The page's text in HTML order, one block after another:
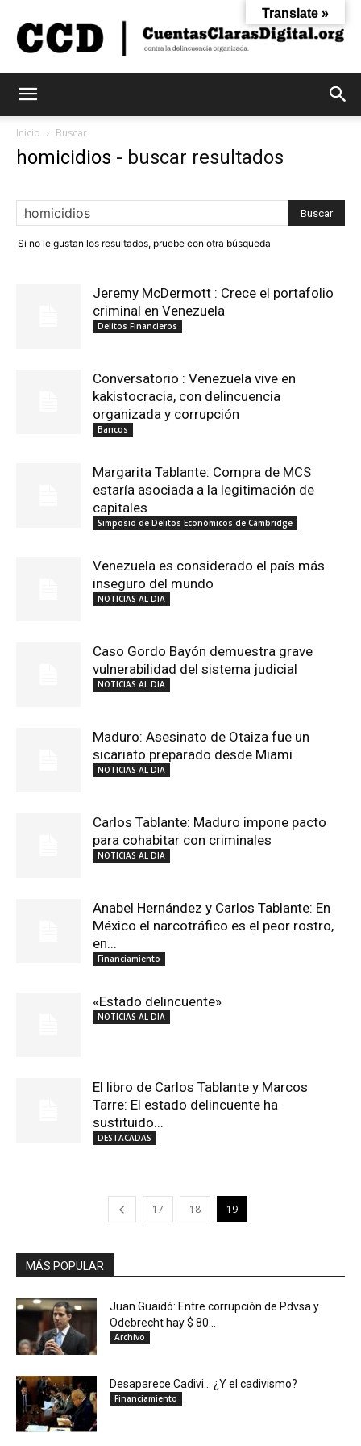
Inicio Buscar
homicidios - buscar resultados
Si no le gustan los resultados, pruebe con otra búsqueda
Jeremy McDermott : Crece el portafolio
criminal en Venezuela
Delitos Financieros
Conversatorio : Venezuela vive en
kakistocracia, con delincuencia
organizada y corrupción
Bancos
Margarita Tablante: Compra de MCS
estaría asociada a la legitimación de
capitales
Simposio de Delitos Económicos de Cambridge
Venezuela es considerado el país más
inseguro del mundo
NOTICIAS AL DIA
Caso Gordo Bayón demuestra grave
vulnerabilidad del sistema judicial
NOTICIAS AL DIA
Maduro: Asesinato de Otaiza fue un
sicariato preparado desde Miami
NOTICIAS AL DIA
Carlos Tablante: Maduro impone pacto
para cohabitar con criminales
NOTICIAS AL DIA
Anabel Hernández y Carlos Tablante: En
México el narcotráfico es el peor rostro,
en...
Financiamiento
«Estado delincuente»
NOTICIAS AL DIA
El libro de Carlos Tablante y Marcos
Tarre: El estado delincuente ha
sustituido...
DESTACADAS
17 18 19
MÁS POPULAR
Juan Guaidó: Entre corrupción de Pdvsa y
Odebrecht hay $ 80...
Archivo
Desaparece Cadivi… ¿Y el cadivismo?
Financiamiento
Translate »